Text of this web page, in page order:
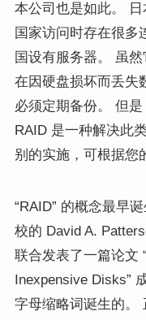
本公司也是如此。
国家访问时存在很多
国设有服务器。 虽
在因硬盘损坏而丢失
必须定期备份。 但是
RAID 是一种解决此
别的实施，可根据您
“RAID” 的概念最早
校的 David A.
联合发表了一篇论文
Inexpensive Disks”
字母缩略词诞生的。